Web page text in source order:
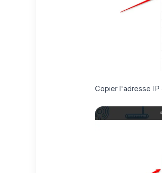
Copier l'adresse IP